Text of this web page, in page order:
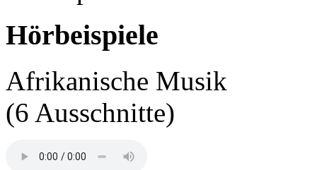
Hörbeispiele
Afrikanische Musik
(6 Ausschnitte)